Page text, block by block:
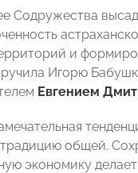
Содружества
и
Игорю
Евгением
общей.
экономику